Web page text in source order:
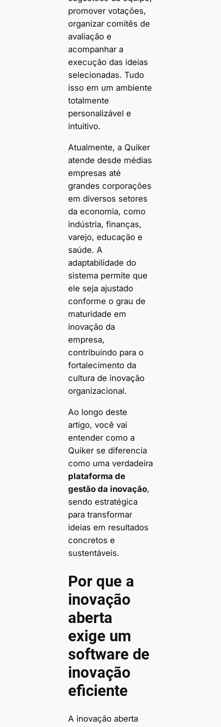
promover votações,
organizar comitês de
avaliação e
acompanhar a
execução das ideias
selecionadas. Tudo
isso em um ambiente
totalmente
personalizável e
intuitivo.
Atualmente, a Quiker
atende desde médias
empresas até
grandes corporações
em diversos setores
da economia, como
indústria, finanças,
varejo, educação e
saúde. A
adaptabilidade do
sistema permite que
ele seja ajustado
conforme o grau de
maturidade em
inovação da
empresa,
contribuindo para o
fortalecimento da
cultura de inovação
organizacional.
Ao longo deste
artigo, você vai
entender como a
Quiker se diferencia
como uma verdadeira
plataforma de
gestão da inovação,
sendo estratégica
para transformar
ideias em resultados
concretos e
sustentáveis.
Por que a
inovação
aberta
exige um
software de
inovação
eficiente
A inovação aberta